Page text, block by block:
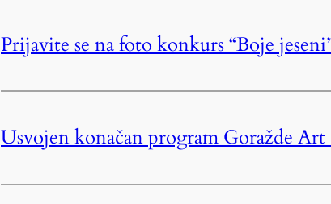
Prijavite se na foto konkurs “Boje
Usvojen konačan program Goražde Art